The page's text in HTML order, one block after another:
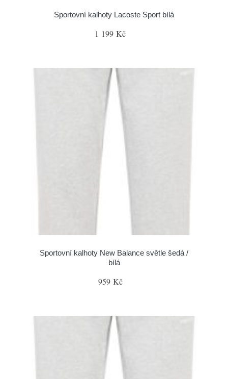
Sportovní kalhoty Lacoste Sport bílá
1 199 Kč
Sportovní kalhoty New Balance světle šedá /
bílá
959 Kč